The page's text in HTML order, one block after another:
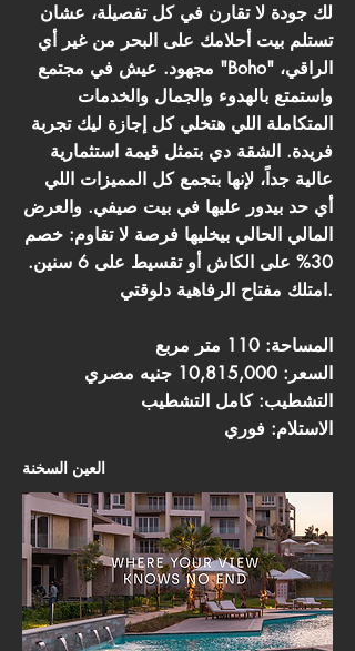
لك جودة لا تقارن في كل تفصيلة، عشان
تستلم بيت أحلامك على البحر من غير أي
مجهود. عيش في مجتمع "Boho" الراقي،
واستمتع بالهدوء والجمال والخدمات
المتكاملة اللي هتخلي كل إجازة ليك تجربة
فريدة. الشقة دي بتمثل قيمة استثمارية
عالية جداً، لإنها بتجمع كل المميزات اللي
أي حد بيدور عليها في بيت صيفي. والعرض
المالي الحالي بيخليها فرصة لا تقاوم: خصم
30% على الكاش أو تقسيط على 6 سنين.
امتلك مفتاح الرفاهية دلوقتي.
المساحة: 110 متر مربع
السعر: 10,815,000 جنيه مصري
التشطيب: كامل التشطيب
الاستلام: فوري
العين السخنة